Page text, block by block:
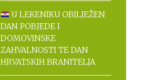
U LEKENIKU OBILJEŽEN
DAN POBJEDE I
DOMOVINSKE
ZAHVALNOSTI TE DAN
HRVATSKIH BRANITELJA